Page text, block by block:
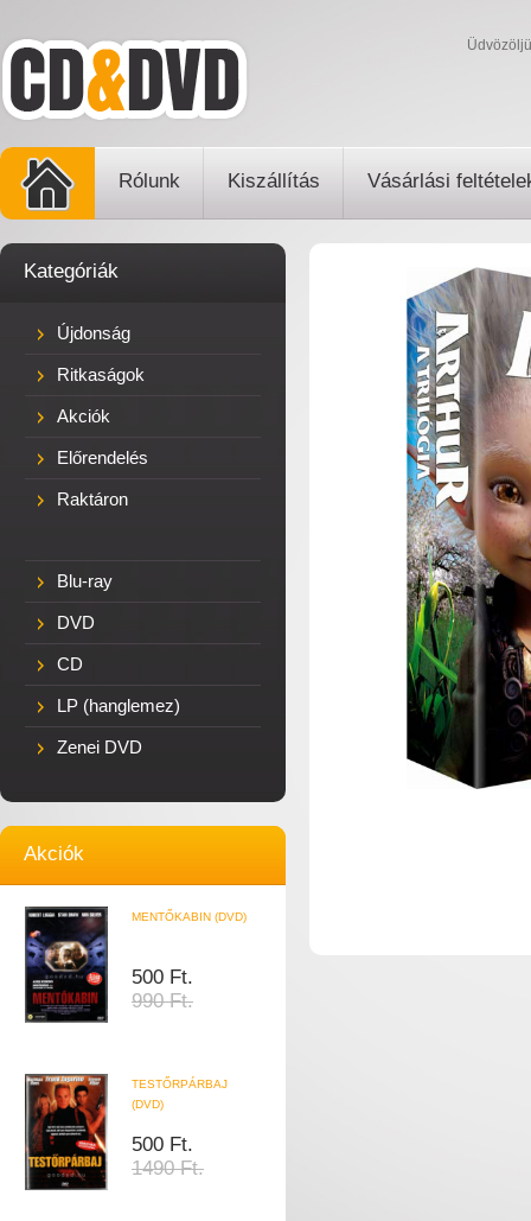
Rólunk Kiszállítás Vásárlási
Kategóriák
Újdonság
Ritkaságok
Akciók
Előrendelés
Raktáron
Blu-ray
DVD
CD
LP (hanglemez)
Zenei DVD
Akciók
MENTŐKABIN (DVD)
500 Ft.
990 Ft.
TESTŐRPÁRBAJ
(DVD)
500 Ft.
1490 Ft.